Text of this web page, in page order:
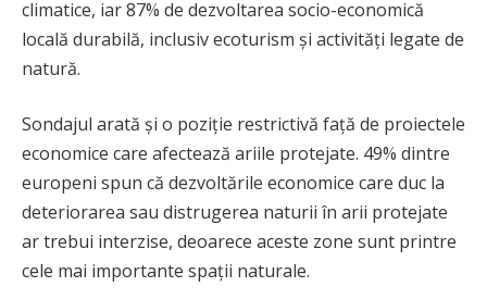
climatice, iar 87% de dezvoltarea socio-economică
locală durabilă, inclusiv ecoturism și activități legate de
natură.
Sondajul arată și o poziție restrictivă față de proiectele
economice care afectează ariile protejate. 49% dintre
europeni spun că dezvoltările economice care duc la
deteriorarea sau distrugerea naturii în arii protejate
ar trebui interzise, deoarece aceste zone sunt printre
cele mai importante spații naturale.